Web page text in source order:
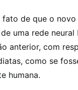
fato de que o
uma rede neural
anterior, com
como se
humana.